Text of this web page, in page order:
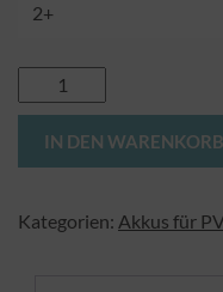
2+
LiFePo4
-
Akku
150
IN DEN WARENKORB
Kategorien: Akkus für